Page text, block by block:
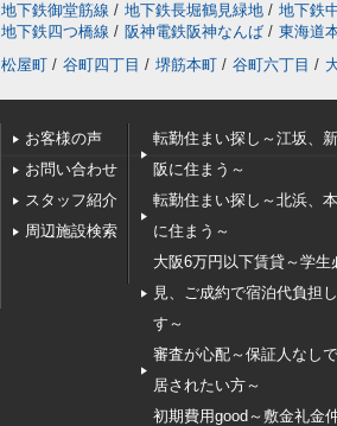
地下鉄御堂筋線 / 地下鉄長堀鶴見緑地 / 地下鉄
地下鉄四つ橋線 / 阪神電鉄阪神なんば / 東海道
松屋町 / 谷町四丁目 / 堺筋本町 / 谷町六丁目 /
お客様の声
お問い合わせ
スタッフ紹介
周辺施設検索
転勤住まい探し～江坂、
阪に住まう～
転勤住まい探し～北浜、
に住まう～
大阪6万円以下賃貸～学生
見、ご成約で宿泊代負担
す～
審査が心配～保証人なし
居されたい方～
初期費用good～敷金礼金